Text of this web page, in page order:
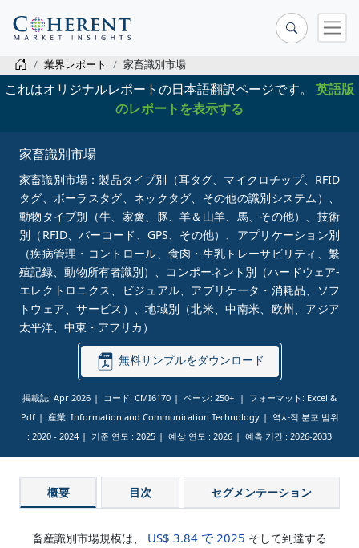
業界レポート 家畜識別市場
これはオリジナルレポートの日本語翻訳ページです。 英語版
のレポートを表示する
家畜識別市場
家畜識別市場：製品タイプ別（耳タグ、マイクロチップ、RFID
タグ、ボーラスタグ、ネックタグ、その他の識別システム）、
動物タイプ別（牛、家禽、豚、羊＆山羊、馬、その他）、技術
別（RFID、バーコード、GPS、その他）、アプリケーション別
（疾病管理・コントロール、食肉・生乳トレーサビリティ、繁
殖記録、動物所有者識別）、コンポーネント別（ハードウェア-
エレクトロニクス、ビジュアル、アプリケータ・消耗品、ソフ
トウェア、サービス）、地域別（北米、中南米、欧州、アジア
太平洋、中東・アフリカ）
無料サンプルをダウンロード
掲載誌: Apr 2026 コード: CMI6170 ページ: 250+
フォーマット: Excel &
Pdf
産業: Information and Communication Technology
역사적 분포 범위
: 2020 - 2024 기준 연도 : 2025 예상 연도 : 2026 예측 기간 : 2026-2033
概要 目次 セグメンテーション
畜産識別市場規模は、 US$ 3.84 で 2025 そして到達する